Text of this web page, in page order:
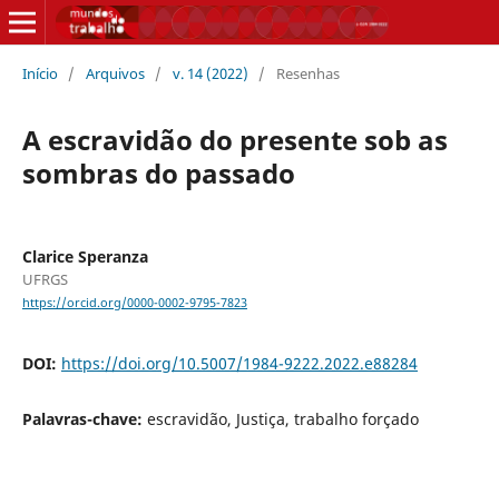
Início / Arquivos / v. 14 (2022) / Resenhas
A escravidão do presente sob as
sombras do passado
Clarice Speranza
UFRGS
https://orcid.org/0000-0002-9795-7823
DOI: https://doi.org/10.5007/1984-9222.2022.e88284
Palavras-chave: escravidão, Justiça, trabalho forçado